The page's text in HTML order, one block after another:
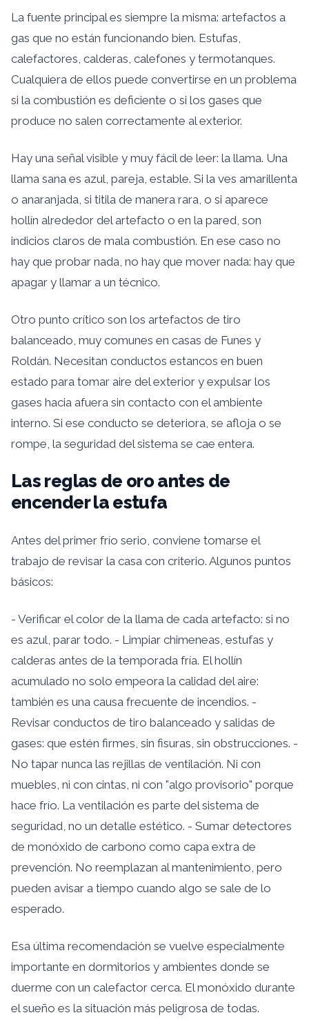
La fuente principal es siempre la misma: artefactos a
gas que no están funcionando bien. Estufas,
calefactores, calderas, calefones y termotanques.
Cualquiera de ellos puede convertirse en un problema
si la combustión es deficiente o si los gases que
produce no salen correctamente al exterior.
Hay una señal visible y muy fácil de leer: la llama. Una
llama sana es azul, pareja, estable. Si la ves amarillenta
o anaranjada, si titila de manera rara, o si aparece
hollín alrededor del artefacto o en la pared, son
indicios claros de mala combustión. En ese caso no
hay que probar nada, no hay que mover nada: hay que
apagar y llamar a un técnico.
Otro punto crítico son los artefactos de tiro
balanceado, muy comunes en casas de Funes y
Roldán. Necesitan conductos estancos en buen
estado para tomar aire del exterior y expulsar los
gases hacia afuera sin contacto con el ambiente
interno. Si ese conducto se deteriora, se afloja o se
rompe, la seguridad del sistema se cae entera.
Las reglas de oro antes de
encender la estufa
Antes del primer frío serio, conviene tomarse el
trabajo de revisar la casa con criterio. Algunos puntos
básicos:
- Verificar el color de la llama de cada artefacto: si no
es azul, parar todo. - Limpiar chimeneas, estufas y
calderas antes de la temporada fría. El hollín
acumulado no solo empeora la calidad del aire:
también es una causa frecuente de incendios. -
Revisar conductos de tiro balanceado y salidas de
gases: que estén firmes, sin fisuras, sin obstrucciones. -
No tapar nunca las rejillas de ventilación. Ni con
muebles, ni con cintas, ni con "algo provisorio" porque
hace frío. La ventilación es parte del sistema de
seguridad, no un detalle estético. - Sumar detectores
de monóxido de carbono como capa extra de
prevención. No reemplazan al mantenimiento, pero
pueden avisar a tiempo cuando algo se sale de lo
esperado.
Esa última recomendación se vuelve especialmente
importante en dormitorios y ambientes donde se
duerme con un calefactor cerca. El monóxido durante
el sueño es la situación más peligrosa de todas.